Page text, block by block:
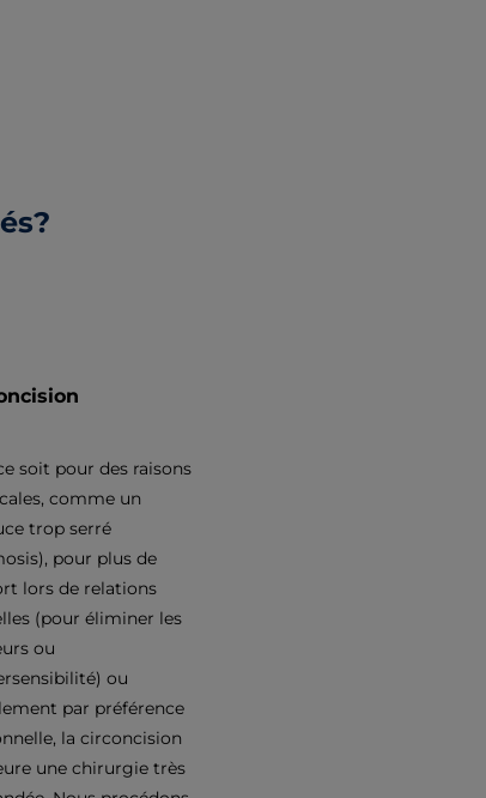
soit pour des raisons
comme un
trop serré
pour plus de
lors de relations
(pour éliminer les
ou
ou
par préférence
la circoncision
une chirurgie très